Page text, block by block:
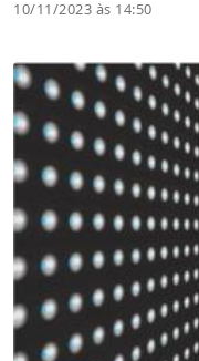
10/11/2023 às 14:50